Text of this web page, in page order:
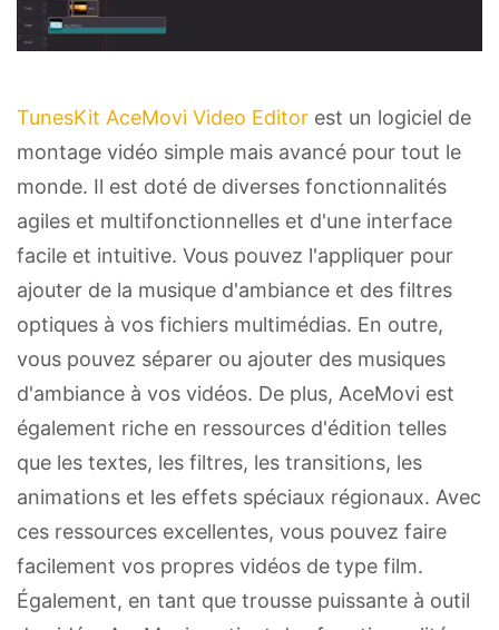
TunesKit AceMovi Video Editor est un logiciel de
montage vidéo simple mais avancé pour tout le
monde. Il est doté de diverses fonctionnalités
agiles et multifonctionnelles et d'une interface
facile et intuitive. Vous pouvez l'appliquer pour
ajouter de la musique d'ambiance et des filtres
optiques à vos fichiers multimédias. En outre,
vous pouvez séparer ou ajouter des musiques
d'ambiance à vos vidéos. De plus, AceMovi est
également riche en ressources d'édition telles
que les textes, les filtres, les transitions, les
animations et les effets spéciaux régionaux. Avec
ces ressources excellentes, vous pouvez faire
facilement vos propres vidéos de type film.
Également, en tant que trousse puissante à outil